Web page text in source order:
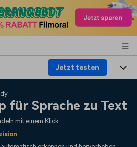
Jetzt testen
für Sprache zu Text
mit einem Klick